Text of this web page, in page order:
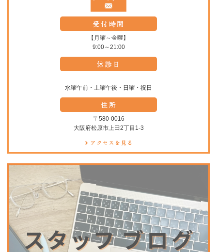
【月曜～金曜】
9:00～21:00
水曜午前・土曜午後・日曜・祝日
〒580-0016
大阪府松原市上田2丁目1-3